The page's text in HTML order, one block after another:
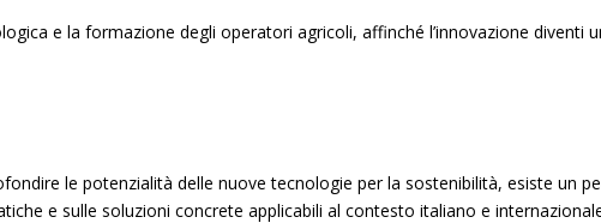
e la formazione degli operatori agricoli, affinché l’innovazione diventi
le potenzialità delle nuove tecnologie per la sostenibilità, esiste un
e sulle soluzioni concrete applicabili al contesto italiano e